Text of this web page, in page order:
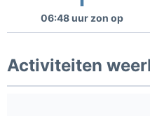
06:48 uur zon op
Activiteiten